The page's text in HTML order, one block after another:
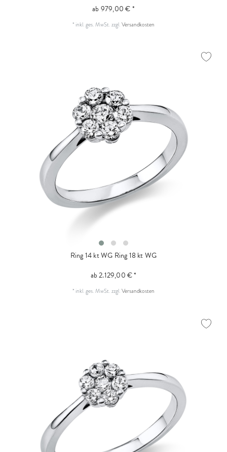
ab 979,00 € *
* inkl. ges. MwSt.zzgl.Versandkosten
Ring 14 kt WG Ring 18 kt WG
ab 2.129,00 € *
* inkl. ges. MwSt.zzgl.Versandkosten